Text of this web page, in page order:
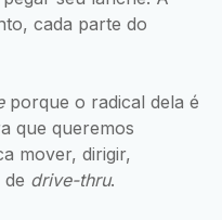
cada parte do
porque o radical dela é
que queremos
mover, dirigir,
drive-thru.